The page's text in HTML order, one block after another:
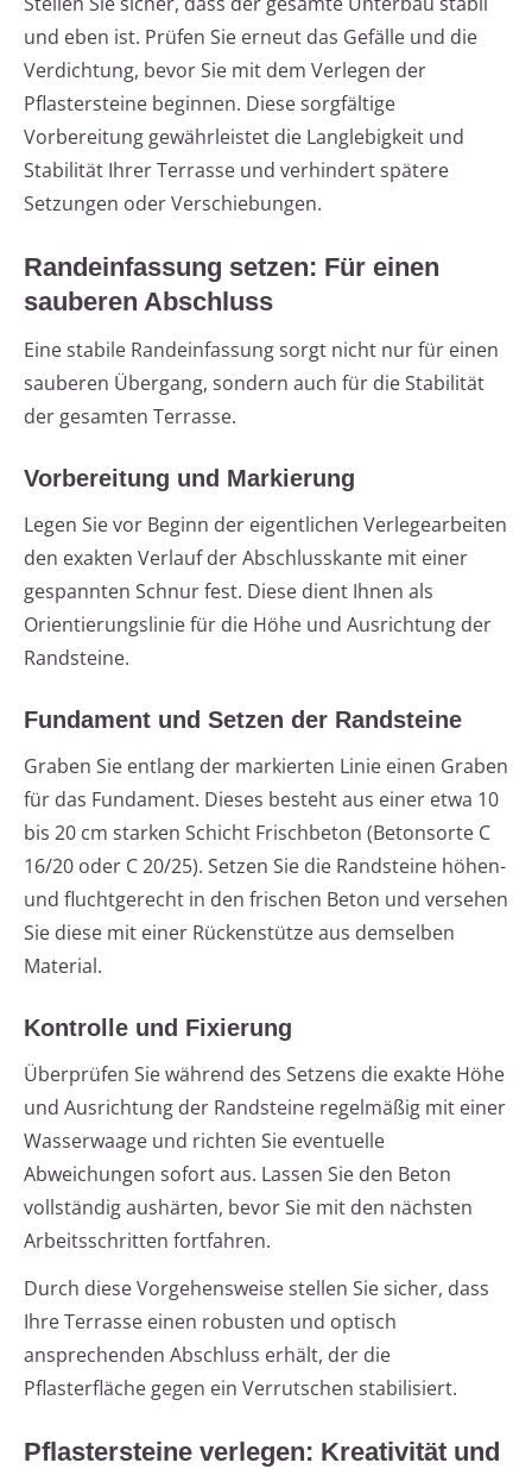
und eben ist. Prüfen Sie erneut das Gefälle und die
Verdichtung, bevor Sie mit dem Verlegen der
Pflastersteine beginnen. Diese sorgfältige
Vorbereitung gewährleistet die Langlebigkeit und
Stabilität Ihrer Terrasse und verhindert spätere
Setzungen oder Verschiebungen.
Randeinfassung setzen: Für einen
sauberen Abschluss
Eine stabile Randeinfassung sorgt nicht nur für einen
sauberen Übergang, sondern auch für die Stabilität
der gesamten Terrasse.
Vorbereitung und Markierung
Legen Sie vor Beginn der eigentlichen Verlegearbeiten
den exakten Verlauf der Abschlusskante mit einer
gespannten Schnur fest. Diese dient Ihnen als
Orientierungslinie für die Höhe und Ausrichtung der
Randsteine.
Fundament und Setzen der Randsteine
Graben Sie entlang der markierten Linie einen Graben
für das Fundament. Dieses besteht aus einer etwa 10
bis 20 cm starken Schicht Frischbeton (Betonsorte C
16/20 oder C 20/25). Setzen Sie die Randsteine höhen-
und fluchtgerecht in den frischen Beton und versehen
Sie diese mit einer Rückenstütze aus demselben
Material.
Kontrolle und Fixierung
Überprüfen Sie während des Setzens die exakte Höhe
und Ausrichtung der Randsteine regelmäßig mit einer
Wasserwaage und richten Sie eventuelle
Abweichungen sofort aus. Lassen Sie den Beton
vollständig aushärten, bevor Sie mit den nächsten
Arbeitsschritten fortfahren.
Durch diese Vorgehensweise stellen Sie sicher, dass
Ihre Terrasse einen robusten und optisch
ansprechenden Abschluss erhält, der die
Pflasterfläche gegen ein Verrutschen stabilisiert.
Pflastersteine verlegen: Kreativität und